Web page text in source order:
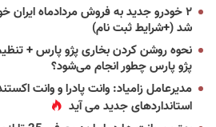
۲ خودرو جدید به فروش مردادماه ایران
شد (+شرایط ثبت نام)
نحوه روشن کردن بخاری پژو پارس +
پژو پارس چطور انجام می‌شود؟
مدیرعامل زامیاد: وانت پادرا و وانت
استانداردهای جدید می آید